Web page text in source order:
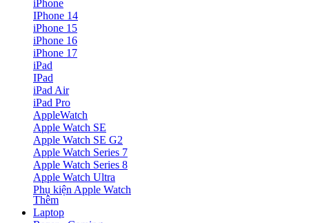
iPhone
IPhone 14
iPhone 15
iPhone 16
iPhone 17
iPad
IPad
iPad Air
iPad Pro
AppleWatch
Apple Watch SE
Apple Watch SE G2
Apple Watch Series 7
Apple Watch Series 8
Apple Watch Ultra
Phụ kiện Apple Watch
Thêm
Laptop